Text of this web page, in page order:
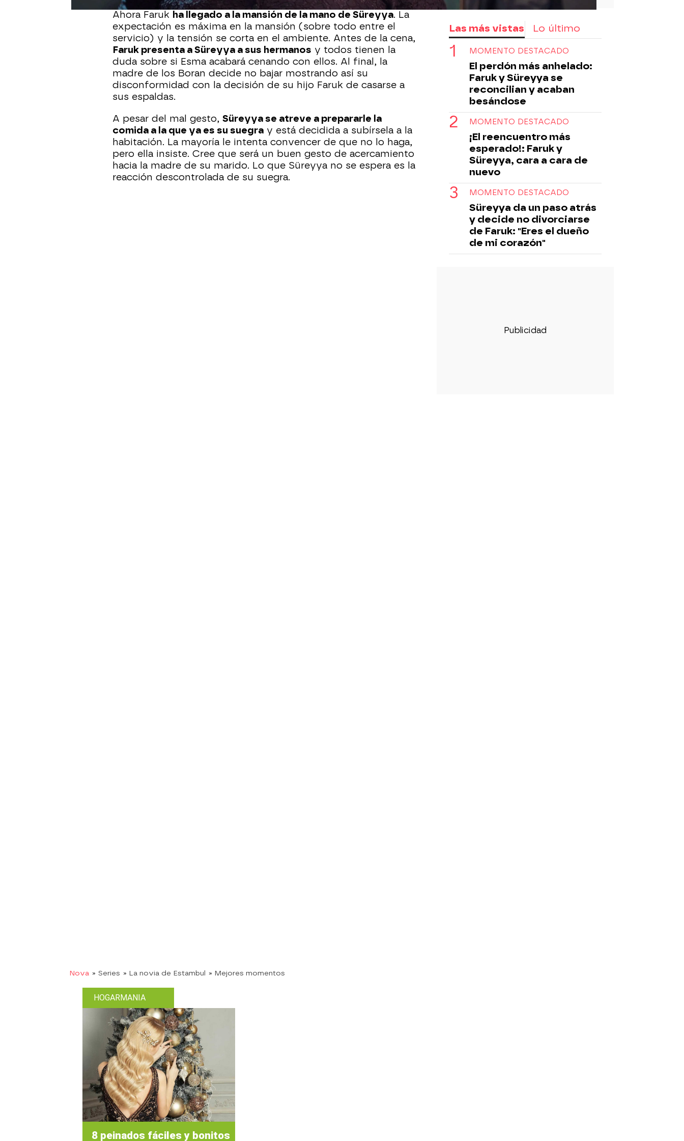
Ahora Faruk ha llegado a la mansión de la mano de Süreyya. La
expectación es máxima en la mansión (sobre todo entre el
servicio) y la tensión se corta en el ambiente. Antes de la cena,
Faruk presenta a Süreyya a sus hermanos y todos tienen la
duda sobre si Esma acabará cenando con ellos. Al final, la
madre de los Boran decide no bajar mostrando así su
disconformidad con la decisión de su hijo Faruk de casarse a
sus espaldas.
A pesar del mal gesto, Süreyya se atreve a prepararle la
comida a la que ya es su suegra y está decidida a subírsela a la
habitación. La mayoría le intenta convencer de que no lo haga,
pero ella insiste. Cree que será un buen gesto de acercamiento
hacia la madre de su marido. Lo que Süreyya no se espera es la
reacción descontrolada de su suegra.
Nova » Series » La novia de Estambul » Mejores momentos
Las más vistas Lo último
MOMENTO DESTACADO
El perdón más anhelado:
Faruk y Süreyya se
reconcilian y acaban
besándose
MOMENTO DESTACADO
¡El reencuentro más
esperado!: Faruk y
Süreyya, cara a cara de
nuevo
MOMENTO DESTACADO
Süreyya da un paso atrás
y decide no divorciarse
de Faruk: "Eres el dueño
de mi corazón"
HOGARMANIA
8 peinados fáciles y bonitos